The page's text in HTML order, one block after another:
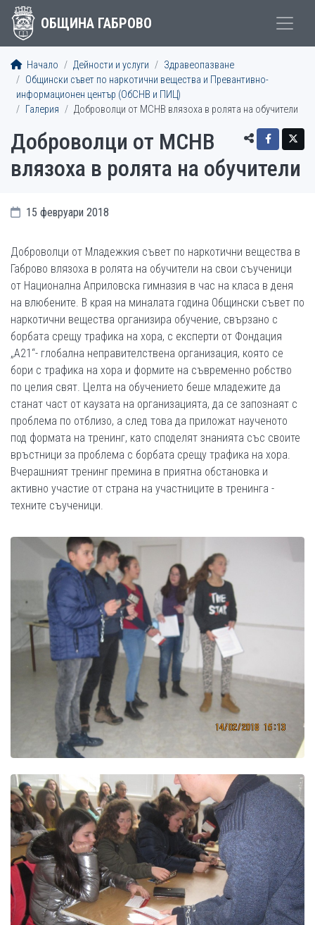
ОБЩИНА ГАБРОВО
Начало Дейности и услуги
Здравеопазване
Общински съвет по наркотични вещества и Превантивно-
информационен център (ОбСНВ и ПИЦ)
Галерия
Доброволци от МСНВ влязоха в ролята на обучители
Доброволци от МСНВ
влязоха в ролята на обучители
15 февруари 2018
Доброволци от Младежкия съвет по наркотични вещества в
Габрово влязоха в ролята на обучители на свои съученици
от Национална Априловска гимназия в час на класа в деня
на влюбените. В края на миналата година Общински съвет по
наркотични вещества организира обучение, свързано с
борбата срещу трафика на хора, с експерти от Фондация
„А21“- глобална неправителствена организация, която се
бори с трафика на хора и формите на съвременно робство
по целия свят. Целта на обучението беше младежите да
станат част от каузата на организацията, да се запознаят с
проблема по отблизо, а след това да приложат наученото
под формата на тренинг, като споделят знанията със своите
връстници за проблема с борбата срещу трафика на хора.
Вчерашният тренинг премина в приятна обстановка и
активно участие от страна на участниците в тренинга -
техните съученици.